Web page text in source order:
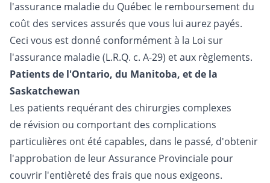
l'assurance maladie du Québec le remboursement du
coût des services assurés que vous lui aurez payés.
Ceci vous est donné conformément à la Loi sur
l'assurance maladie (L.R.Q. c. A-29) et aux règlements.
Patients de l'Ontario, du Manitoba, et de la
Saskatchewan
Les patients requérant des chirurgies complexes
de révision ou comportant des complications
particulières ont été capables, dans le passé, d'obtenir
l'approbation de leur Assurance Provinciale pour
couvrir l'entièreté des frais que nous exigeons.